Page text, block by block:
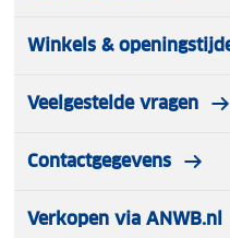
Winkels &
Veelgestelde vragen
Contactgegevens
Verkopen via ANWB.nl